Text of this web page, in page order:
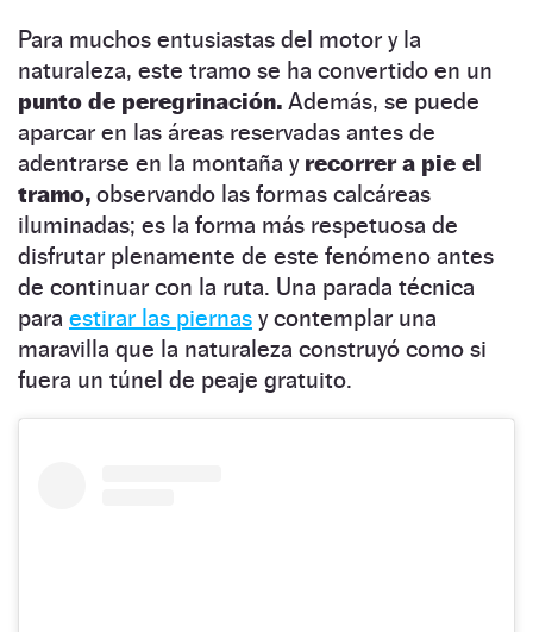
Para muchos entusiastas del motor y la
naturaleza, este tramo se ha convertido en un
punto de peregrinación. Además, se puede
aparcar en las áreas reservadas antes de
adentrarse en la montaña y recorrer a pie el
tramo, observando las formas calcáreas
iluminadas; es la forma más respetuosa de
disfrutar plenamente de este fenómeno antes
de continuar con la ruta. Una parada técnica
para estirar las piernas y contemplar una
maravilla que la naturaleza construyó como si
fuera un túnel de peaje gratuito.